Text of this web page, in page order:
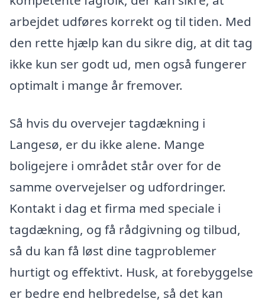
arbejdet udføres korrekt og til tiden. Med
den rette hjælp kan du sikre dig, at dit tag
ikke kun ser godt ud, men også fungerer
optimalt i mange år fremover.
Så hvis du overvejer tagdækning i
Langesø, er du ikke alene. Mange
boligejere i området står over for de
samme overvejelser og udfordringer.
Kontakt i dag et firma med speciale i
tagdækning, og få rådgivning og tilbud,
så du kan få løst dine tagproblemer
hurtigt og effektivt. Husk, at forebyggelse
er bedre end helbredelse, så det kan